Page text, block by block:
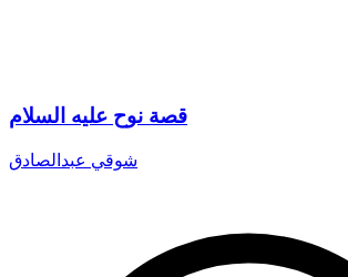
قصة نوح عليه السلام
شوقي عبدالصادق